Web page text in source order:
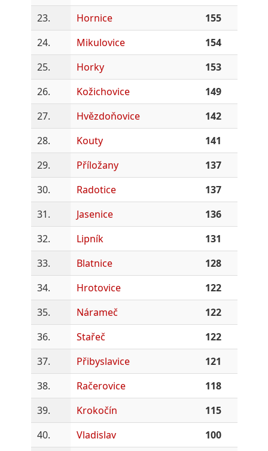
23.
Hornice
155
24.
Mikulovice
154
25.
Horky
153
26.
Kožichovice
149
27.
Hvězdoňovice
142
28.
Kouty
141
29.
Příložany
137
30.
Radotice
137
31.
Jasenice
136
32.
Lipník
131
33.
Blatnice
128
34.
Hrotovice
122
35.
Nárameč
122
36.
Stařeč
122
37.
Přibyslavice
121
38.
Račerovice
118
39.
Krokočín
115
40.
Vladislav
100